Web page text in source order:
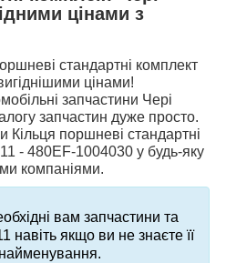
цінами з
стандартні комплект
цінами!
запчастини Чері
запчастин дуже просто.
Кільця поршневі стандартні
- 480EF-1004030 у будь-яку
компаніями.
вам запчастини та
навіть якщо ви не знаєте її